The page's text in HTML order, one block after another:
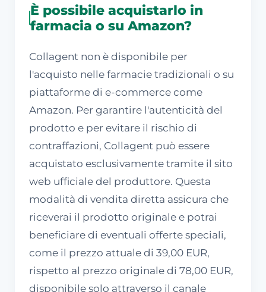
È possibile acquistarlo in
farmacia o su Amazon?
Collagent non è disponibile per
l'acquisto nelle farmacie tradizionali o su
piattaforme di e-commerce come
Amazon. Per garantire l'autenticità del
prodotto e per evitare il rischio di
contraffazioni, Collagent può essere
acquistato esclusivamente tramite il sito
web ufficiale del produttore. Questa
modalità di vendita diretta assicura che
riceverai il prodotto originale e potrai
beneficiare di eventuali offerte speciali,
come il prezzo attuale di 39,00 EUR,
rispetto al prezzo originale di 78,00 EUR,
disponibile solo attraverso il canale